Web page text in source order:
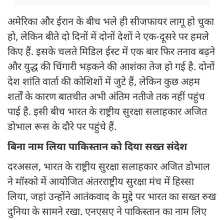
अमेरिका और ईरान के बीच भले ही सीजफायर लागू हो चुका
हो, लेकिन बीते दो दिनों में दोनों देशों ने एक-दूसरे पर हमले
किए हैं. इसके चलते मिडिल ईस्ट में एक बार फिर तनाव बढ़ने
और युद्ध की चिंगारी भड़कने की आशंका तेज हो गई है. दोनों
देश शांति वार्ता की कोशिशों में जुटे हैं, लेकिन कुछ अहम
शर्तों के कारण बातचीत अभी अंतिम नतीजे तक नहीं पहुंच
पाई है. इसी बीच भारत के राष्ट्रीय सुरक्षा सलाहकार अजित
डोभाल रूस के दौरे पर पहुंचे हैं.
बिना नाम लिया पाकिस्तान को दिया सख्त संदेश
दरअसल, भारत के राष्ट्रीय सुरक्षा सलाहकार अजित डोभाल
ने मॉस्को में आयोजित अंतरराष्ट्रीय सुरक्षा मंच में हिस्सा
लिया, जहां उन्होंने आतंकवाद के मुद्दे पर भारत का सख्त रुख
दुनिया के सामने रखा. एनएसए ने पाकिस्तान का नाम लिए